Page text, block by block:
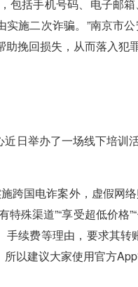
括手机号码、电子邮
施二次诈骗。”南京市
助挽回损失，从而落入犯
举办了一场线下培训
国电诈案外，虚假网
殊渠道”“享受超低价格
续费等理由，要求其转
以建议大家使用官方